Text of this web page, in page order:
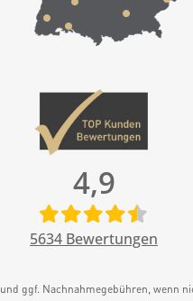
4,9
5634 Bewertungen
und ggf. Nachnahmegebühren, wenn